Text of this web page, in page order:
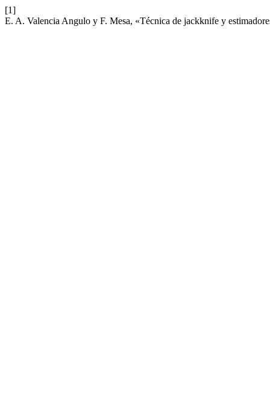
[1]
E. A. Valencia Angulo y F. Mesa, «Técnica de jackknife y